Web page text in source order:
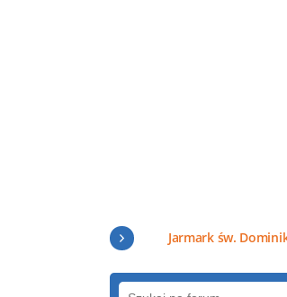
Jarmark św.